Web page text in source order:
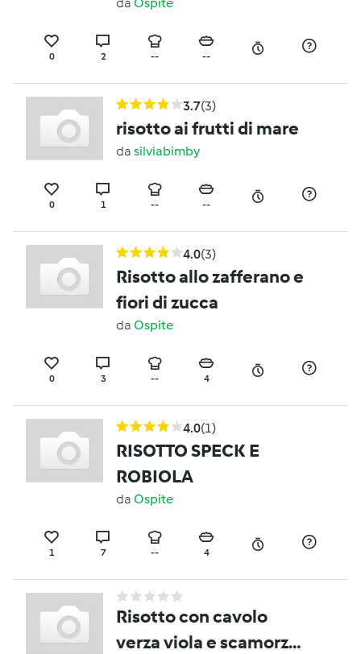
0 2 -- --
3.7(3)
risotto ai frutti di mare
da silviabimby
0 1 -- --
4.0(3)
Risotto allo zafferano e
fiori di zucca
da Ospite
0 3 -- 4
4.0(1)
RISOTTO SPECK E
ROBIOLA
da Ospite
1 7 -- 4
Risotto con cavolo
verza viola e scamorza